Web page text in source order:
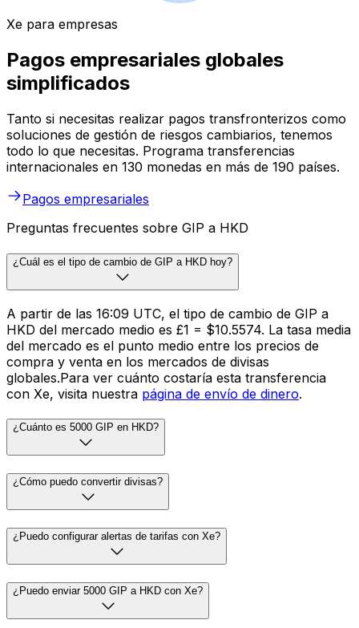
Xe para empresas
Pagos empresariales globales
simplificados
Tanto si necesitas realizar pagos transfronterizos como
soluciones de gestión de riesgos cambiarios, tenemos
todo lo que necesitas. Programa transferencias
internacionales en 130 monedas en más de 190 países.
Pagos empresariales
Preguntas frecuentes sobre GIP a HKD
¿Cuál es el tipo de cambio de GIP a HKD hoy?
A partir de las 16:09 UTC, el tipo de cambio de GIP a
HKD del mercado medio es £1 = $10.5574. La tasa media
del mercado es el punto medio entre los precios de
compra y venta en los mercados de divisas
globales.Para ver cuánto costaría esta transferencia
con Xe, visita nuestra página de envío de dinero.
¿Cuánto es 5000 GIP en HKD?
¿Cómo puedo convertir divisas?
¿Puedo configurar alertas de tarifas con Xe?
¿Puedo enviar 5000 GIP a HKD con Xe?